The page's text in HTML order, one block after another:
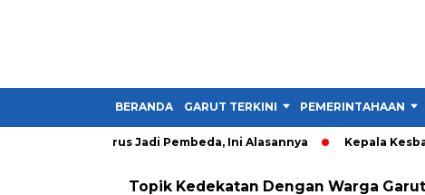
BERANDA GARUT TERKINI PEMERINTAHAAN
Kader IMM Harus Jadi Pembeda, Ini Alasannya Kepala
Topik Kedekatan Dengan Warga Garut